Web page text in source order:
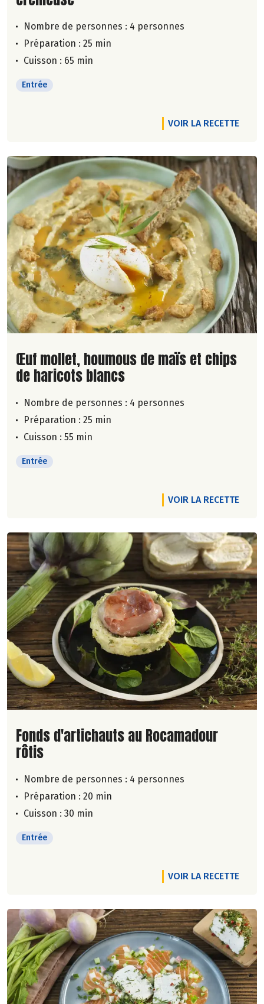
Nombre de personnes : 4 personnes
Préparation : 25 min
Cuisson : 65 min
Entrée
VOIR LA RECETTE
Lire la suite de la recette
Œuf mollet, houmous de maïs et chips
de haricots blancs
Nombre de personnes : 4 personnes
Préparation : 25 min
Cuisson : 55 min
Entrée
VOIR LA RECETTE
Lire la suite de la recette
Fonds d'artichauts au Rocamadour
rôtis
Nombre de personnes : 4 personnes
Préparation : 20 min
Cuisson : 30 min
Entrée
VOIR LA RECETTE